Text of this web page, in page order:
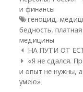
и финансы
Метки
геноцид,
бедность,
медицины
Навигация по
НА ПУТИ ОТ
«Я не сдался.
и опыт не нужны,
умею»